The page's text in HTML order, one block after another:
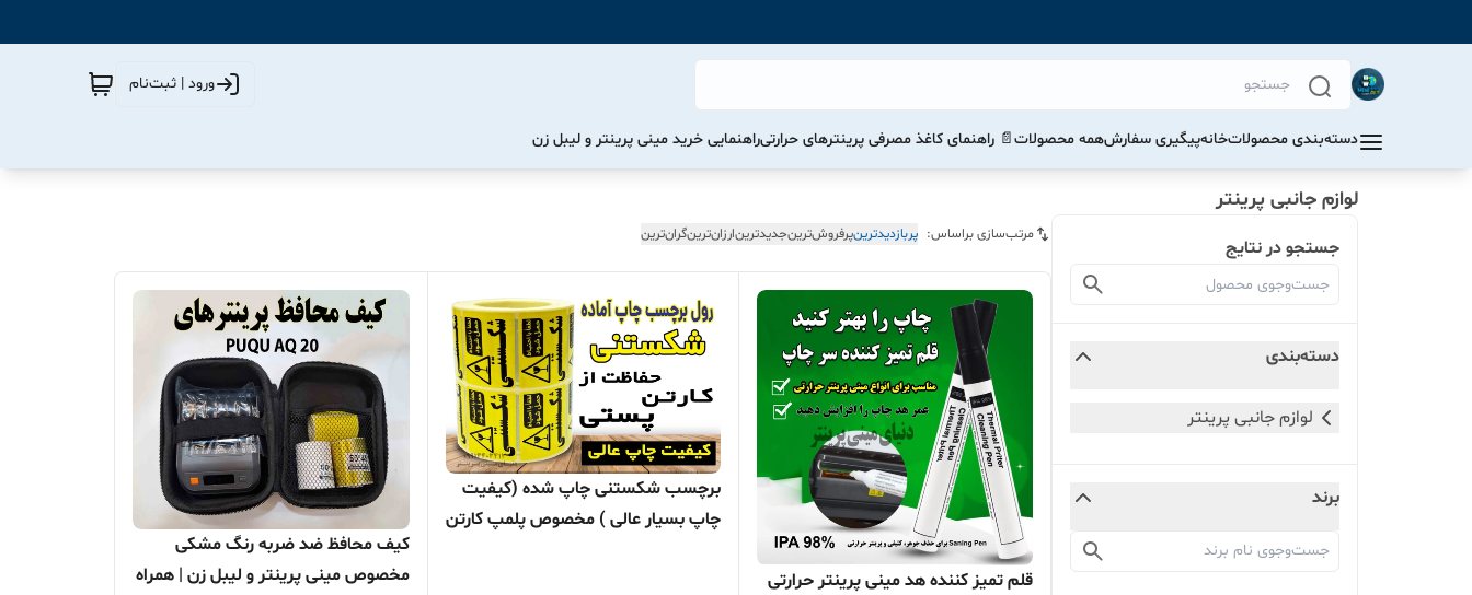
ورود | ثبت‌نام
دسته‌بندی محصولاتخانهپیگیری سفارشهمه محصولات📄 راهنمای کاغذ مصرفی پرینترهای حرارتیراهنمایی خرید مینی پرینتر و لیبل زن
لوازم جانبی پرینتر
جستجو در نتایج
دسته‌بندی
لوازم جانبی پرینتر
برند
مرتب‌سازی براساس: پربازدیدترینپرفروش‌ترینجدیدترینارزان‌ترینگران‌ترین
قلم تمیز کننده هد مینی پرینتر حرارتی
برچسب شکستنی چاپ شده (کیفیت
چاپ بسیار عالی ) مخصوص پلمپ کارتن
کیف محافظ ضد ضربه رنگ مشکی
مخصوص مینی پرینتر و لیبل زن | همراه